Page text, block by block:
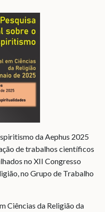
da Aephus 2025
de trabalhos científicos
no XII Congresso
no Grupo de Trabalho
Ciências da Religião da